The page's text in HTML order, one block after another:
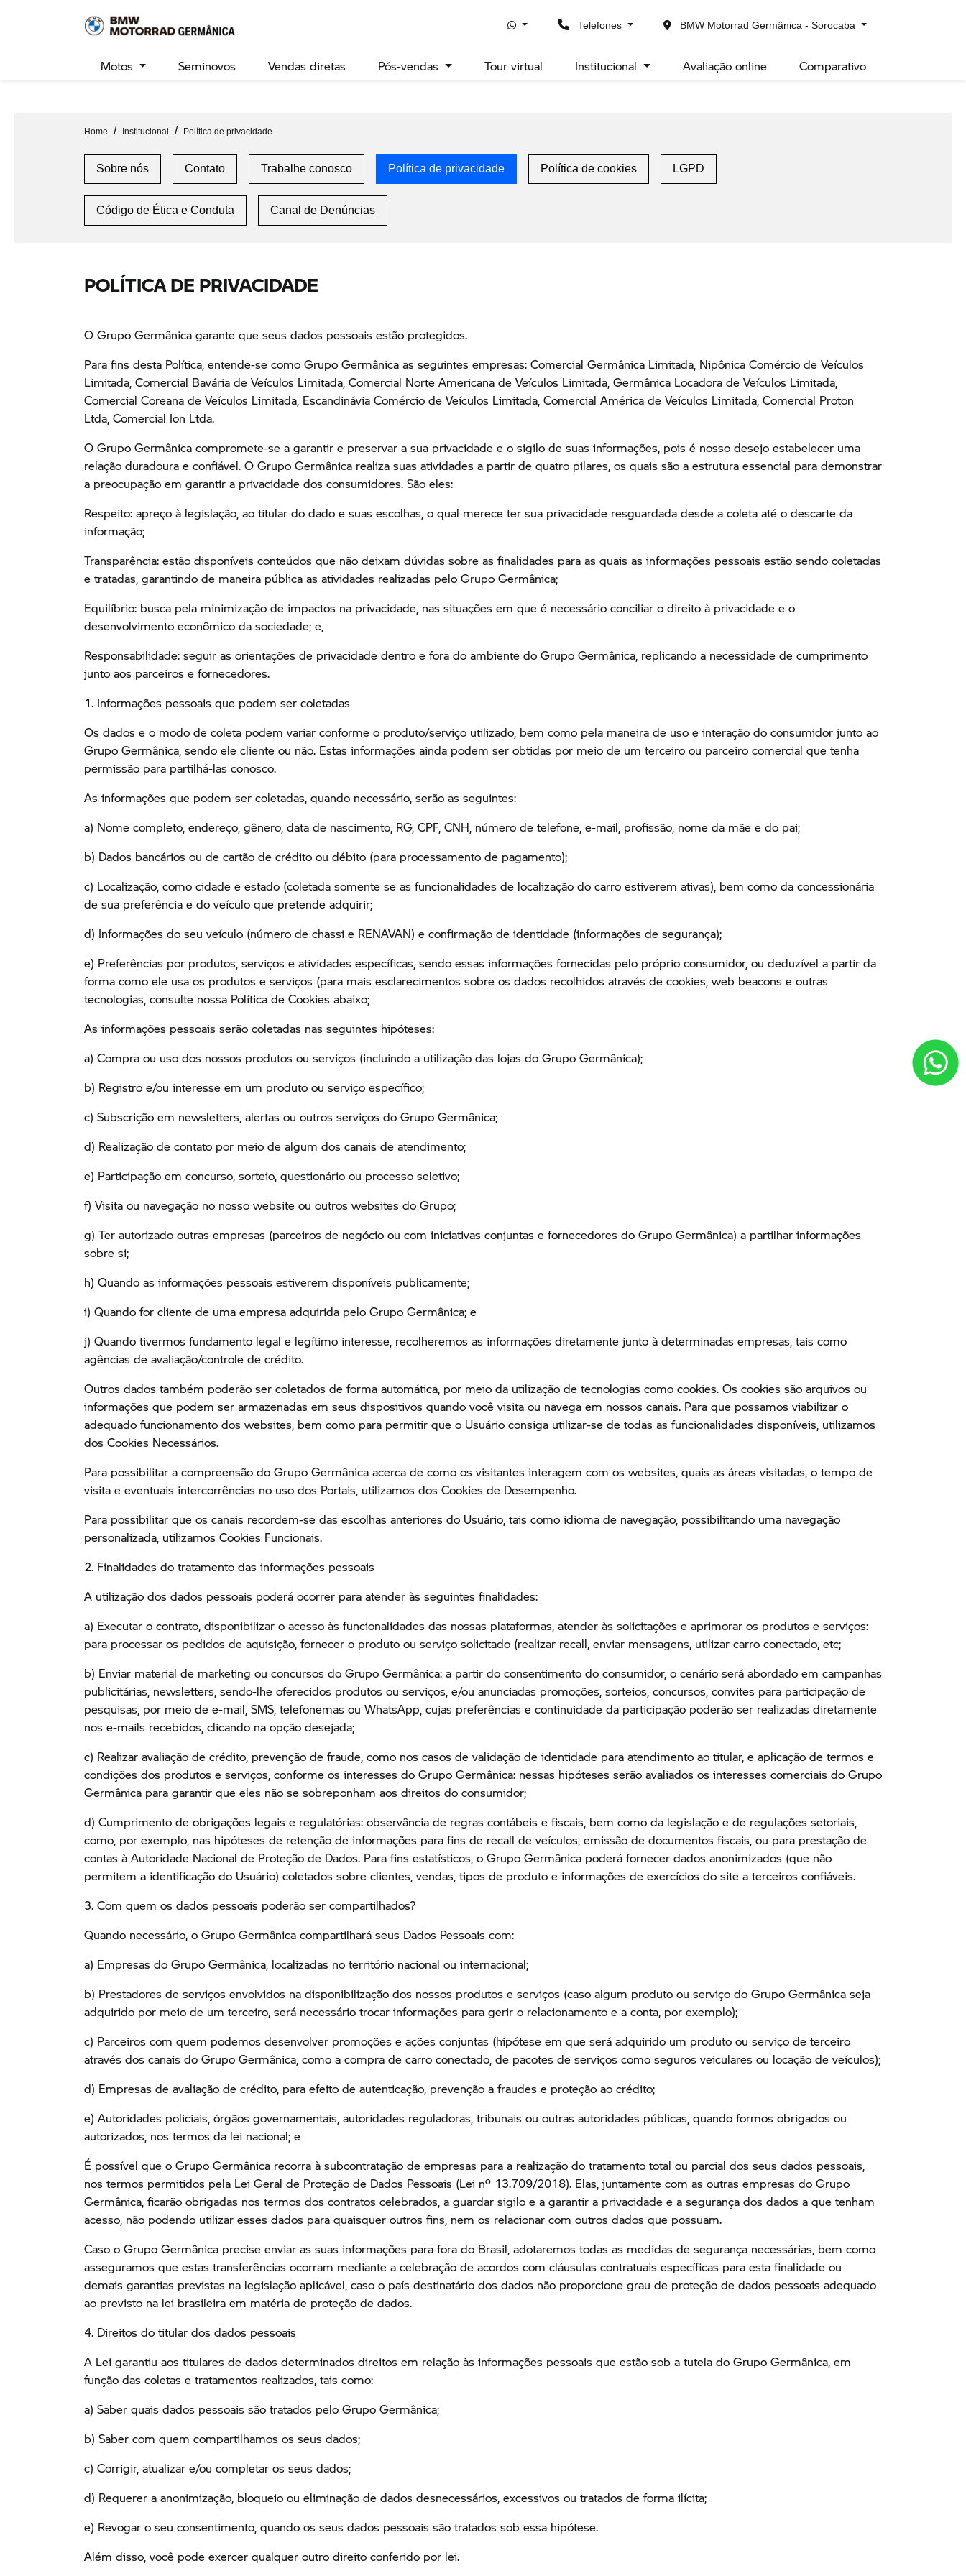
Ativar a compatibilidade com o leitor de tela Para ativar o suporte para leitor de tela, pressione Ctrl+Alt+Z Para saber mais sobre
Telefones BMW Motorrad Germânica - Sorocaba
Motos Seminovos Vendas diretas Pós-vendas Tour virtual Institucional Avaliação online Comparativo
Home Institucional Política de privacidade
Sobre nós Contato Trabalhe conosco Política de privacidade Política de cookies LGPD
Código de Ética e Conduta Canal de Denúncias
POLÍTICA DE PRIVACIDADE
O Grupo Germânica garante que seus dados pessoais estão protegidos.
Para fins desta Política, entende-se como Grupo Germânica as seguintes empresas: Comercial Germânica Limitada, Nipônica Comércio de Veículos
Limitada, Comercial Bavária de Veículos Limitada, Comercial Norte Americana de Veículos Limitada, Germânica Locadora de Veículos Limitada,
Comercial Coreana de Veículos Limitada, Escandinávia Comércio de Veículos Limitada, Comercial América de Veículos Limitada, Comercial Proton
Ltda, Comercial Ion Ltda.
O Grupo Germânica compromete-se a garantir e preservar a sua privacidade e o sigilo de suas informações, pois é nosso desejo estabelecer uma
relação duradoura e confiável. O Grupo Germânica realiza suas atividades a partir de quatro pilares, os quais são a estrutura essencial para demonstrar
a preocupação em garantir a privacidade dos consumidores. São eles:
Respeito: apreço à legislação, ao titular do dado e suas escolhas, o qual merece ter sua privacidade resguardada desde a coleta até o descarte da
informação;
Transparência: estão disponíveis conteúdos que não deixam dúvidas sobre as finalidades para as quais as informações pessoais estão sendo coletadas
e tratadas, garantindo de maneira pública as atividades realizadas pelo Grupo Germânica;
Equilíbrio: busca pela minimização de impactos na privacidade, nas situações em que é necessário conciliar o direito à privacidade e o
desenvolvimento econômico da sociedade; e,
Responsabilidade: seguir as orientações de privacidade dentro e fora do ambiente do Grupo Germânica, replicando a necessidade de cumprimento
junto aos parceiros e fornecedores.
1. Informações pessoais que podem ser coletadas
Os dados e o modo de coleta podem variar conforme o produto/serviço utilizado, bem como pela maneira de uso e interação do consumidor junto ao
Grupo Germânica, sendo ele cliente ou não. Estas informações ainda podem ser obtidas por meio de um terceiro ou parceiro comercial que tenha
permissão para partilhá-las conosco.
As informações que podem ser coletadas, quando necessário, serão as seguintes:
a) Nome completo, endereço, gênero, data de nascimento, RG, CPF, CNH, número de telefone, e-mail, profissão, nome da mãe e do pai;
b) Dados bancários ou de cartão de crédito ou débito (para processamento de pagamento);
c) Localização, como cidade e estado (coletada somente se as funcionalidades de localização do carro estiverem ativas), bem como da concessionária
de sua preferência e do veículo que pretende adquirir;
d) Informações do seu veículo (número de chassi e RENAVAN) e confirmação de identidade (informações de segurança);
e) Preferências por produtos, serviços e atividades específicas, sendo essas informações fornecidas pelo próprio consumidor, ou deduzível a partir da
forma como ele usa os produtos e serviços (para mais esclarecimentos sobre os dados recolhidos através de cookies, web beacons e outras
tecnologias, consulte nossa Política de Cookies abaixo;
As informações pessoais serão coletadas nas seguintes hipóteses:
a) Compra ou uso dos nossos produtos ou serviços (incluindo a utilização das lojas do Grupo Germânica);
b) Registro e/ou interesse em um produto ou serviço específico;
c) Subscrição em newsletters, alertas ou outros serviços do Grupo Germânica;
d) Realização de contato por meio de algum dos canais de atendimento;
e) Participação em concurso, sorteio, questionário ou processo seletivo;
f) Visita ou navegação no nosso website ou outros websites do Grupo;
g) Ter autorizado outras empresas (parceiros de negócio ou com iniciativas conjuntas e fornecedores do Grupo Germânica) a partilhar informações
sobre si;
h) Quando as informações pessoais estiverem disponíveis publicamente;
i) Quando for cliente de uma empresa adquirida pelo Grupo Germânica; e
j) Quando tivermos fundamento legal e legítimo interesse, recolheremos as informações diretamente junto à determinadas empresas, tais como
agências de avaliação/controle de crédito.
Outros dados também poderão ser coletados de forma automática, por meio da utilização de tecnologias como cookies. Os cookies são arquivos ou
informações que podem ser armazenadas em seus dispositivos quando você visita ou navega em nossos canais. Para que possamos viabilizar o
adequado funcionamento dos websites, bem como para permitir que o Usuário consiga utilizar-se de todas as funcionalidades disponíveis, utilizamos
dos Cookies Necessários.
Para possibilitar a compreensão do Grupo Germânica acerca de como os visitantes interagem com os websites, quais as áreas visitadas, o tempo de
visita e eventuais intercorrências no uso dos Portais, utilizamos dos Cookies de Desempenho.
Para possibilitar que os canais recordem-se das escolhas anteriores do Usuário, tais como idioma de navegação, possibilitando uma navegação
personalizada, utilizamos Cookies Funcionais.
2. Finalidades do tratamento das informações pessoais
A utilização dos dados pessoais poderá ocorrer para atender às seguintes finalidades:
a) Executar o contrato, disponibilizar o acesso às funcionalidades das nossas plataformas, atender às solicitações e aprimorar os produtos e serviços:
para processar os pedidos de aquisição, fornecer o produto ou serviço solicitado (realizar recall, enviar mensagens, utilizar carro conectado, etc;
b) Enviar material de marketing ou concursos do Grupo Germânica: a partir do consentimento do consumidor, o cenário será abordado em campanhas
publicitárias, newsletters, sendo-lhe oferecidos produtos ou serviços, e/ou anunciadas promoções, sorteios, concursos, convites para participação de
pesquisas, por meio de e-mail, SMS, telefonemas ou WhatsApp, cujas preferências e continuidade da participação poderão ser realizadas diretamente
nos e-mails recebidos, clicando na opção desejada;
c) Realizar avaliação de crédito, prevenção de fraude, como nos casos de validação de identidade para atendimento ao titular, e aplicação de termos e
condições dos produtos e serviços, conforme os interesses do Grupo Germânica: nessas hipóteses serão avaliados os interesses comerciais do Grupo
Germânica para garantir que eles não se sobreponham aos direitos do consumidor;
d) Cumprimento de obrigações legais e regulatórias: observância de regras contábeis e fiscais, bem como da legislação e de regulações setoriais,
como, por exemplo, nas hipóteses de retenção de informações para fins de recall de veículos, emissão de documentos fiscais, ou para prestação de
contas à Autoridade Nacional de Proteção de Dados. Para fins estatísticos, o Grupo Germânica poderá fornecer dados anonimizados (que não
permitem a identificação do Usuário) coletados sobre clientes, vendas, tipos de produto e informações de exercícios do site a terceiros confiáveis.
3. Com quem os dados pessoais poderão ser compartilhados?
Quando necessário, o Grupo Germânica compartilhará seus Dados Pessoais com:
a) Empresas do Grupo Germânica, localizadas no território nacional ou internacional;
b) Prestadores de serviços envolvidos na disponibilização dos nossos produtos e serviços (caso algum produto ou serviço do Grupo Germânica seja
adquirido por meio de um terceiro, será necessário trocar informações para gerir o relacionamento e a conta, por exemplo);
c) Parceiros com quem podemos desenvolver promoções e ações conjuntas (hipótese em que será adquirido um produto ou serviço de terceiro
através dos canais do Grupo Germânica, como a compra de carro conectado, de pacotes de serviços como seguros veiculares ou locação de veículos);
d) Empresas de avaliação de crédito, para efeito de autenticação, prevenção a fraudes e proteção ao crédito;
e) Autoridades policiais, órgãos governamentais, autoridades reguladoras, tribunais ou outras autoridades públicas, quando formos obrigados ou
autorizados, nos termos da lei nacional; e
É possível que o Grupo Germânica recorra à subcontratação de empresas para a realização do tratamento total ou parcial dos seus dados pessoais,
nos termos permitidos pela Lei Geral de Proteção de Dados Pessoais (Lei nº 13.709/2018). Elas, juntamente com as outras empresas do Grupo
Germânica, ficarão obrigadas nos termos dos contratos celebrados, a guardar sigilo e a garantir a privacidade e a segurança dos dados a que tenham
acesso, não podendo utilizar esses dados para quaisquer outros fins, nem os relacionar com outros dados que possuam.
Caso o Grupo Germânica precise enviar as suas informações para fora do Brasil, adotaremos todas as medidas de segurança necessárias, bem como
asseguramos que estas transferências ocorram mediante a celebração de acordos com cláusulas contratuais específicas para esta finalidade ou
demais garantias previstas na legislação aplicável, caso o país destinatário dos dados não proporcione grau de proteção de dados pessoais adequado
ao previsto na lei brasileira em matéria de proteção de dados.
4. Direitos do titular dos dados pessoais
A Lei garantiu aos titulares de dados determinados direitos em relação às informações pessoais que estão sob a tutela do Grupo Germânica, em
função das coletas e tratamentos realizados, tais como:
a) Saber quais dados pessoais são tratados pelo Grupo Germânica;
b) Saber com quem compartilhamos os seus dados;
c) Corrigir, atualizar e/ou completar os seus dados;
d) Requerer a anonimização, bloqueio ou eliminação de dados desnecessários, excessivos ou tratados de forma ilícita;
e) Revogar o seu consentimento, quando os seus dados pessoais são tratados sob essa hipótese.
Além disso, você pode exercer qualquer outro direito conferido por lei.